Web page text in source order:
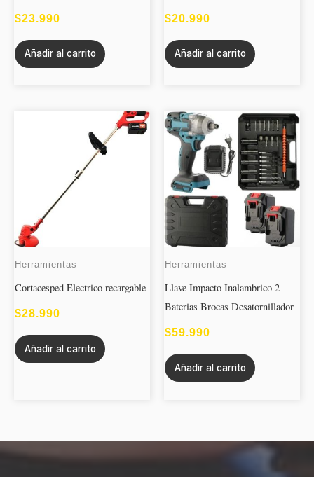
$23.990
Añadir al carrito
$20.990
Añadir al carrito
Herramientas
Cortacesped Electrico recargable
$28.990
Añadir al carrito
Herramientas
Llave Impacto Inalambrico 2
Baterias Brocas Desatornillador
$59.990
Añadir al carrito